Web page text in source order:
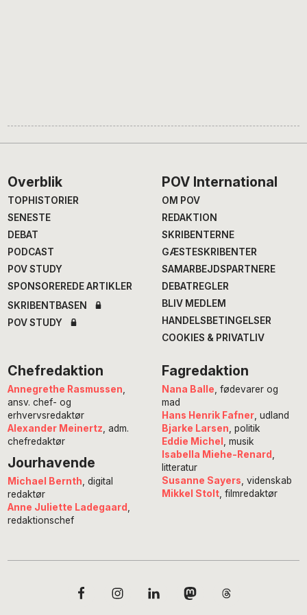
Footer
Overblik
TOPHISTORIER
SENESTE
DEBAT
PODCAST
POV STUDY
SPONSOREREDE ARTIKLER
SKRIBENTBASEN
POV STUDY
POV International
OM POV
REDAKTION
SKRIBENTERNE
GÆSTESKRIBENTER
SAMARBEJDSPARTNERE
DEBATREGLER
BLIV MEDLEM
HANDELSBETINGELSER
COOKIES & PRIVATLIV
Chefredaktion
Annegrethe Rasmussen,
ansv. chef- og
erhvervsredaktør
Alexander Meinertz, adm.
chefredaktør
Jourhavende
Michael Bernth , digital
redaktør
Anne Juliette Ladegaard
redaktionschef
Fagredaktion
Nana Balle, fødevarer og
mad
Hans Henrik Fafner, udland
Bjarke Larsen, politik
Eddie Michel , musik
Isabella Miehe-Renard ,
litteratur
Susanne Sayers, videnskab
Mikkel Stolt, filmredaktør